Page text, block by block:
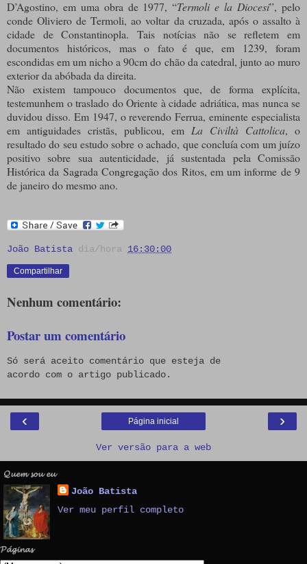
D’Agostino, em uma obra de 1977, “Termoli e la Diocesi”, pelo
conde Oliviero de Termoli, ao voltar da cruzada, após o assalto à
cidade de Constantinopla. Tais notícias não se refletem em
documentos históricos, mas o fato é que, em 1239, foram
escondidas em um nicho a 90cm do chão da catedral, junto ao muro
exterior da abóbada da direita.
Não existem tampouco documentos que, de forma explícita,
testemunhem o traslado do Oriente à cidade adriática, mas nunca se
duvidou disso. Em 1947, o reverendo Ferrua, eminente especialista
em antiguidades cristãs, publicou, em La Civiltà Cattolica, o
resultado do seu estudo sobre o achado, que concluía com um juízo
positivo sobre sua autenticidade, já sustentada pela Comissão
Histórica da Sagrada Congregação dos Ritos, em um informe de 9
de janeiro do mesmo ano.
João Batista dia/hora 16:30:00
Compartilhar
Nenhum comentário:
Postar um comentário
Só será aceito comentário que esteja de
acordo com o artigo publicado.
‹ ›
Página inicial
Ver versão para a web
𝓠𝓾𝓮𝓶 𝓼𝓸𝓾 𝓮𝓾
João Batista
Ver meu perfil completo
𝓟𝓪́𝓰𝓲𝓷𝓪𝓼